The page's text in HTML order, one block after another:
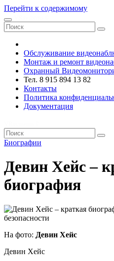
Перейти к содержимому
Обслуживание
Монтаж и ремонт
Охранный
Тел. 8 915 894 13 82
Контакты
Политика
Документация
Биографии
Девин Хейс –
биография
На фото: Девин Хейс
Девин Хейс